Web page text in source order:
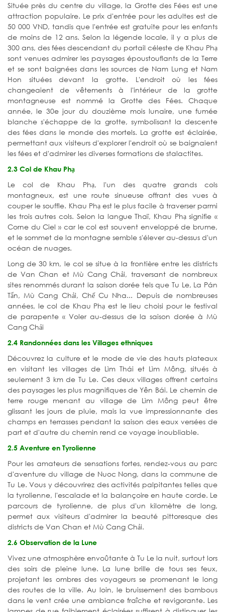
Située près du centre du village, la Grotte des Fées est une
attraction populaire. Le prix d'entrée pour les adultes est de
50 000 VND, tandis que l'entrée est gratuite pour les enfants
de moins de 12 ans. Selon la légende locale, il y a plus de
300 ans, des fées descendant du portail céleste de Khau Phạ
sont venues admirer les paysages époustouflants de la Terre
et se sont baignées dans les sources de Nam Lung et Nam
Hon situées devant la grotte. L'endroit où les fées
changeaient de vêtements à l'intérieur de la grotte
montagneuse est nommé la Grotte des Fées. Chaque
année, le 30e jour du douzième mois lunaire, une fumée
blanche s'échappe de la grotte, symbolisant la descente
des fées dans le monde des mortels. La grotte est éclairée,
permettant aux visiteurs d'explorer l'endroit où se baignaient
les fées et d'admirer les diverses formations de stalactites.
2.3 Col de Khau Phạ
Le col de Khau Phạ, l'un des quatre grands cols
montagneux, est une route sinueuse offrant des vues à
couper le souffle. Khau Phạ est le plus facile à traverser parmi
les trois autres cols. Selon la langue Thaï, Khau Phạ signifie «
Corne du Ciel » car le col est souvent enveloppé de brume,
et le sommet de la montagne semble s'élever au-dessus d'un
océan de nuages.
Long de 30 km, le col se situe à la frontière entre les districts
de Van Chan et Mù Cang Chải, traversant de nombreux
sites renommés durant la saison dorée tels que Tu Le, La Pán
Tẩn, Mù Cang Chải, Chế Cu Nha... Depuis de nombreuses
années, le col de Khau Phạ est le lieu choisi pour le festival
de parapente « Voler au-dessus de la saison dorée à Mù
Cang Chải
2.4 Randonnées dans les Villages ethniques
Découvrez la culture et le mode de vie des hauts plateaux
en visitant les villages de Lìm Thái et Lìm Mông, situés à
seulement 3 km de Tu Le. Ces deux villages offrent certains
des paysages les plus magnifiques de Yên Bái. Le chemin de
terre rouge menant au village de Lìm Mông peut être
glissant les jours de pluie, mais la vue impressionnante des
champs en terrasses pendant la saison des eaux versées de
part et d'autre du chemin rend ce voyage inoubliable.
2.5 Aventure en Tyrolienne
Pour les amateurs de sensations fortes, rendez-vous au parc
d'aventure du village de Nuoc Nong, dans la commune de
Tu Le. Vous y découvrirez des activités palpitantes telles que
la tyrolienne, l'escalade et la balançoire en haute corde. Le
parcours de tyrolienne, de plus d'un kilomètre de long,
permet aux visiteurs d'admirer la beauté pittoresque des
districts de Van Chan et Mù Cang Chải.
2.6 Observation de la Lune
Vivez une atmosphère envoûtante à Tu Le la nuit, surtout lors
des soirs de pleine lune. La lune brille de tous ses feux,
projetant les ombres des voyageurs se promenant le long
des routes de la ville. Au loin, le bruissement des bambous
dans le vent crée une ambiance fraîche et revigorante. Les